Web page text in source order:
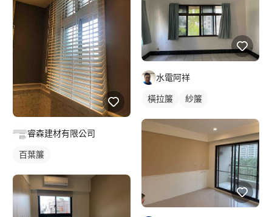
睿森建材有限公司
百葉簾
水電阿祥
橫拉簾 紗簾